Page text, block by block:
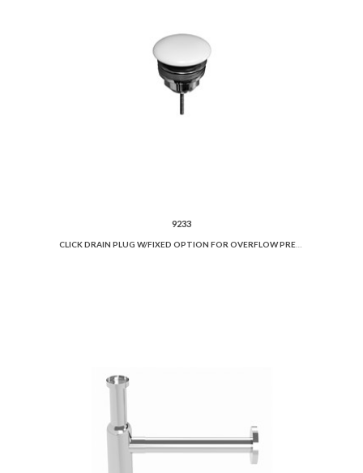
9233
CLICK DRAIN PLUG W/FIXED OPTION FOR OVERFLOW PREVENTION AND CERAMIC COVER.